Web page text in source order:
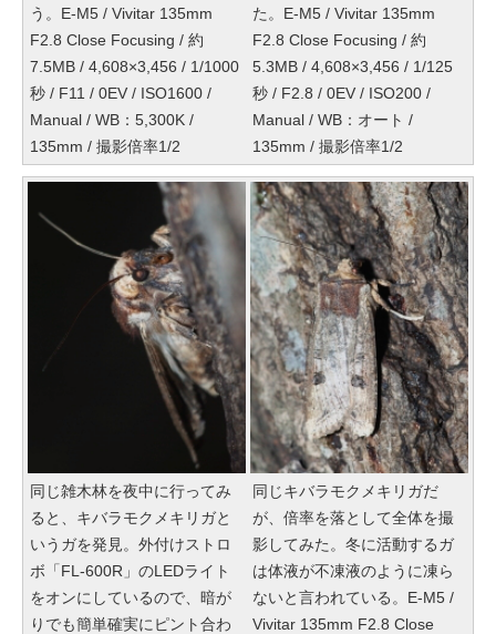
う。E-M5 / Vivitar 135mm
F2.8 Close Focusing / 約
7.5MB / 4,608×3,456 / 1/1000
秒 / F11 / 0EV / ISO1600 /
Manual / WB：5,300K /
135mm / 撮影倍率1/2
た。E-M5 / Vivitar 135mm
F2.8 Close Focusing / 約
5.3MB / 4,608×3,456 / 1/125
秒 / F2.8 / 0EV / ISO200 /
Manual / WB：オート /
135mm / 撮影倍率1/2
同じ雑木林を夜中に行ってみ
ると、キバラモクメキリガと
いうガを発見。外付けストロ
ボ「FL-600R」のLEDライト
をオンにしているので、暗が
りでも簡単確実にピント合わ
同じキバラモクメキリガだ
が、倍率を落として全体を撮
影してみた。冬に活動するガ
は体液が不凍液のように凍ら
ないと言われている。E-M5 /
Vivitar 135mm F2.8 Close